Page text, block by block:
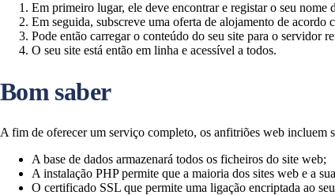
Em primeiro lugar, ele deve encontrar e registar o seu nome
Em seguida, subscreve uma oferta de alojamento de acordo
Pode então carregar o conteúdo do seu site para o servidor
O seu site está então em linha e acessível a todos.
Bom saber
A fim de oferecer um serviço completo, os anfitriões web incluem
A base de dados armazenará todos os ficheiros do site web;
A instalação PHP permite que a maioria dos sites web e a
O certificado SSL que permite uma ligação encriptada ao